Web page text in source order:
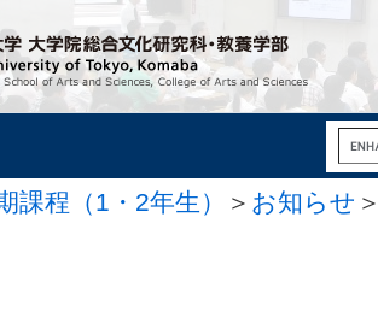
課程（1・2年生） ＞ お知らせ